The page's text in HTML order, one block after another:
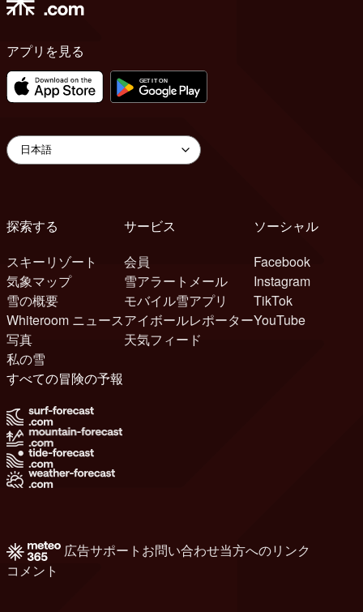
アプリを見る
探索する
スキーリゾート
気象マップ
雪の概要
Whiteroom ニュース
写真
私の雪
サービス
会員
雪アラートメール
モバイル雪アプリ
アイボールレポーター
天気フィード
ソーシャル
Facebook
Instagram
TikTok
YouTube
すべての冒険の予報
広告サポート お問い合わせ当方へのリンク
コメント